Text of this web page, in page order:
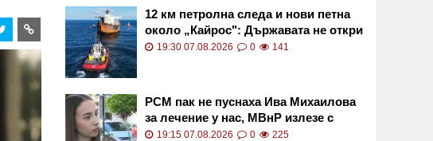
12 км петролна следа и нови петна
около „Кайрос": Държавата не откри
активен теч СНИМКИ и ВИДЕО
19:30 07.08.2026 0 141
РСМ пак не пуснаха Ива Михаилова
за лечение у нас, МВнР излезе с
остра позиция
19:15 07.08.2026 0 225